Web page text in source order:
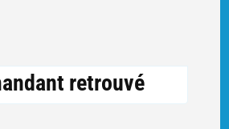
retrouvé